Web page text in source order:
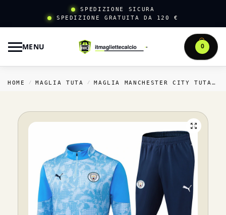
SPEDIZIONE SICURA
SPEDIZIONE GRATUITA DA 120 €
MENU 0
HOME / MAGLIA TUTA / MAGLIA MANCHESTER CITY TUTA